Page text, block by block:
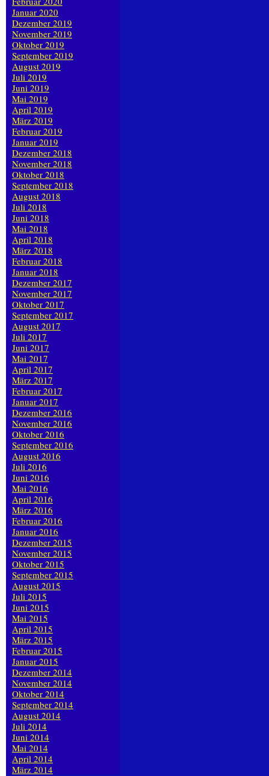
Januar 2020
Dezember 2019
November 2019
Oktober 2019
September 2019
August 2019
Juli 2019
Juni 2019
Mai 2019
April 2019
März 2019
Februar 2019
Januar 2019
Dezember 2018
November 2018
Oktober 2018
September 2018
August 2018
Juli 2018
Juni 2018
Mai 2018
April 2018
März 2018
Februar 2018
Januar 2018
Dezember 2017
November 2017
Oktober 2017
September 2017
August 2017
Juli 2017
Juni 2017
Mai 2017
April 2017
März 2017
Februar 2017
Januar 2017
Dezember 2016
November 2016
Oktober 2016
September 2016
August 2016
Juli 2016
Juni 2016
Mai 2016
April 2016
März 2016
Februar 2016
Januar 2016
Dezember 2015
November 2015
Oktober 2015
September 2015
August 2015
Juli 2015
Juni 2015
Mai 2015
April 2015
März 2015
Februar 2015
Januar 2015
Dezember 2014
November 2014
Oktober 2014
September 2014
August 2014
Juli 2014
Juni 2014
Mai 2014
April 2014
März 2014